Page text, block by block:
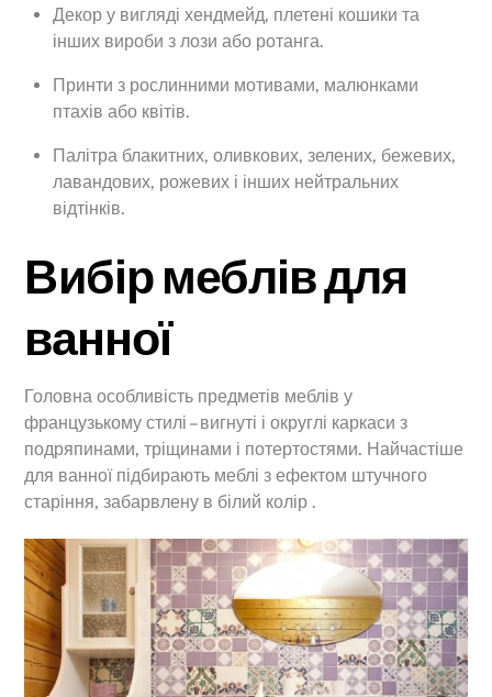
Декор у вигляді хендмейд, плетені кошики та
інших вироби з лози або ротанга.
Принти з рослинними мотивами, малюнками
птахів або квітів.
Палітра блакитних, оливкових, зелених, бежевих,
лавандових, рожевих і інших нейтральних
відтінків.
Вибір меблів для
ванної
Головна особливість предметів меблів у
французькому стилі – вигнуті і округлі каркаси з
подряпинами, тріщинами і потертостями. Найчастіше
для ванної підбирають меблі з ефектом штучного
старіння, забарвлену в білий колір .